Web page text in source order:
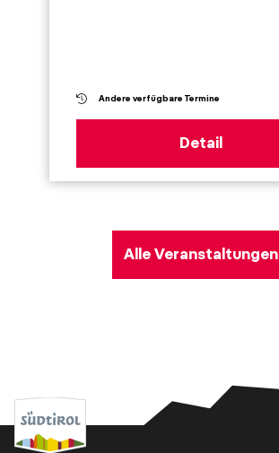
Andere verfügbare Termine
Detail
Alle Veranstaltungen